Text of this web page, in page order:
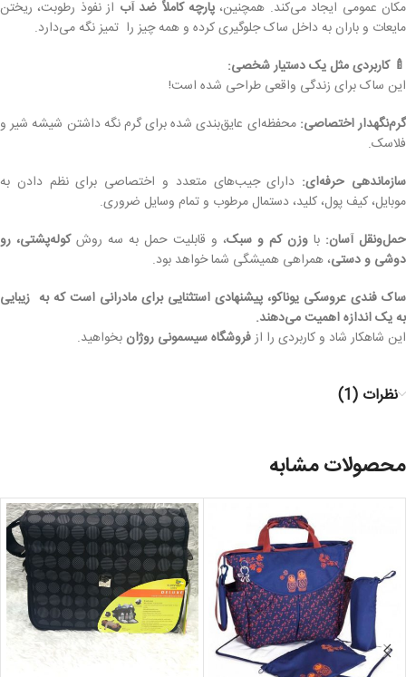
مکان عمومی ایجاد می‌کند. همچنین،پارچه کاملاً ضد آب از نفوذ رطوبت، ریختن
مایعات و باران به داخل ساک جلوگیری کرده و همه چیز را تمیز نگه می‌دارد.
🍼 کاربردی مثل یک دستیار شخصی:
این ساک برای زندگی واقعی طراحی شده است!
گرم‌نگهدار اختصاصی: محفظه‌ای عایق‌بندی شده برای گرم نگه داشتن شیشه شیر و
فلاسک.
سازماندهی حرفه‌ای: دارای جیب‌های متعدد و اختصاصی برای نظم دادن به
موبایل، کیف پول، کلید، دستمال مرطوب و تمام وسایل ضروری.
حمل‌ونقل آسان: با وزن کم و سبک، و قابلیت حمل به سه روشکوله‌پشتی، رو
دوشی و دستی، همراهی همیشگی شما خواهد بود.
ساک فندی عروسکی یوناکو، پیشنهادی استثنایی برای مادرانی است که به زیبایی
به یک اندازه اهمیت می‌دهند.
این شاهکار شاد و کاربردی را ازفروشگاه سیسمونی روژان بخواهید.
نظرات (1)
محصولات مشابه